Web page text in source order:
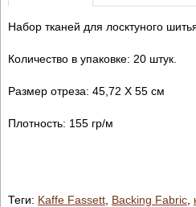
Набор тканей для лосктуного
Количество в упаковке: 20 штук.
Размер отреза: 45,72 Х 55 см
Плотность: 155 гр/м
Теги: Kaffe Fassett, Backing Fabric,